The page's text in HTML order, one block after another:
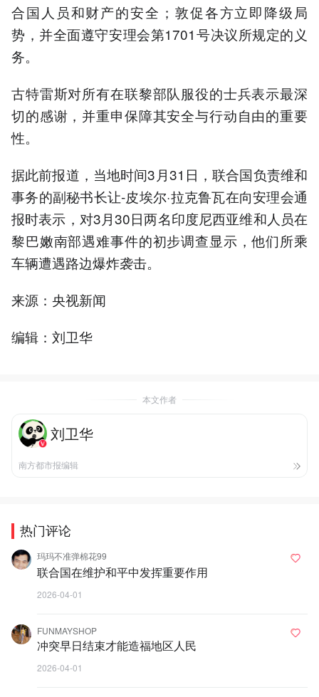
合国人员和财产的安全；敦促各方立即降级局
势，并全面遵守安理会第1701号决议所规定的义
务。
古特雷斯对所有在联黎部队服役的士兵表示最深
切的感谢，并重申保障其安全与行动自由的重要
性。
据此前报道，当地时间3月31日，联合国负责维和
事务的副秘书长让-皮埃尔·拉克鲁瓦在向安理会通
报时表示，对3月30日两名印度尼西亚维和人员在
黎巴嫩南部遇难事件的初步调查显示，他们所乘
车辆遭遇路边爆炸袭击。
来源：央视新闻
编辑：刘卫华
本文作者
刘卫华
南方都市报编辑
热门评论
玛玛不准弹棉花99
联合国在维护和平中发挥重要作用
2026-04-01
FUNMAYSHOP
冲突早日结束才能造福地区人民
2026-04-01